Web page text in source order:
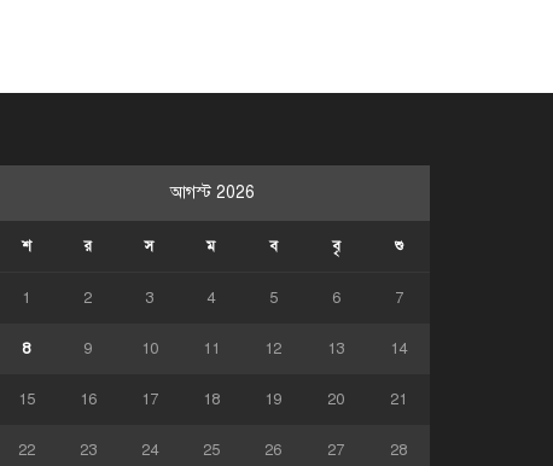
আগস্ট 2026
শ র স ম ব বৃ শু
1 2 3 4 5 6 7
8 9 10 11 12 13 14
15 16 17 18 19 20 21
22 23 24 25 26 27 28